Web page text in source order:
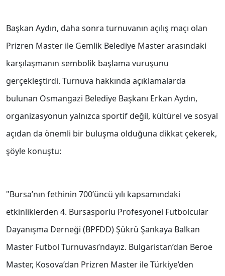
Başkan Aydın, daha sonra turnuvanın açılış maçı olan
Prizren Master ile Gemlik Belediye Master arasındaki
karşılaşmanın sembolik başlama vuruşunu
gerçekleştirdi. Turnuva hakkında açıklamalarda
bulunan Osmangazi Belediye Başkanı Erkan Aydın,
organizasyonun yalnızca sportif değil, kültürel ve sosyal
açıdan da önemli bir buluşma olduğuna dikkat çekerek,
şöyle konuştu:
"Bursa’nın fethinin 700’üncü yılı kapsamındaki
etkinliklerden 4. Bursasporlu Profesyonel Futbolcular
Dayanışma Derneği (BPFDD) Şükrü Şankaya Balkan
Master Futbol Turnuvası’ndayız. Bulgaristan’dan Beroe
Master, Kosova’dan Prizren Master ile Türkiye’den